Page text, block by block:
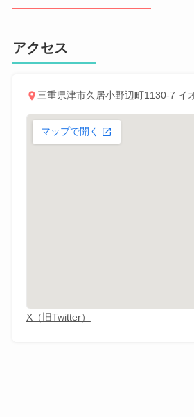
アクセス
三重県津市久居小野辺町1130-7 イ
X（旧Twitter）